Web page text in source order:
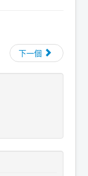
下一個